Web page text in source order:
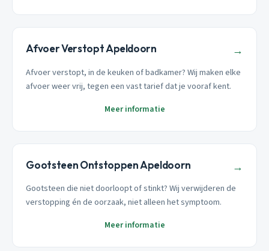
Afvoer Verstopt Apeldoorn →
Afvoer verstopt, in de keuken of badkamer? Wij maken elke
afvoer weer vrij, tegen een vast tarief dat je vooraf kent.
Meer informatie
Gootsteen Ontstoppen Apeldoorn →
Gootsteen die niet doorloopt of stinkt? Wij verwijderen de
verstopping én de oorzaak, niet alleen het symptoom.
Meer informatie